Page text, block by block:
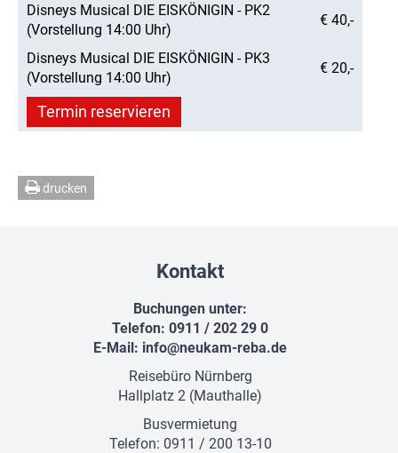
Disneys Musical DIE EISKÖNIGIN - PK2
(Vorstellung 14:00 Uhr)
€ 40,-
Disneys Musical DIE EISKÖNIGIN - PK3
(Vorstellung 14:00 Uhr)
€ 20,-
Termin reservieren
drucken
Kontakt
Buchungen unter:
Telefon: 0911 / 202 29 0
E-Mail: info@neukam-reba.de
Reisebüro Nürnberg
Hallplatz 2 (Mauthalle)
Busvermietung
Telefon: 0911 / 200 13-10